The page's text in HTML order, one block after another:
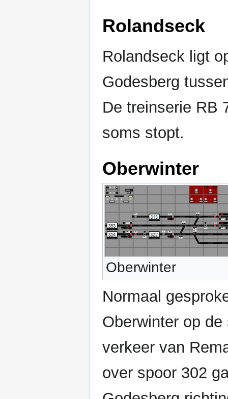
Rolandseck
Rolandseck ligt
Godesberg
De treinserie RB
soms stopt.
Oberwinter
Oberwinter
Normaal
Oberwinter op
verkeer van
over spoor 302